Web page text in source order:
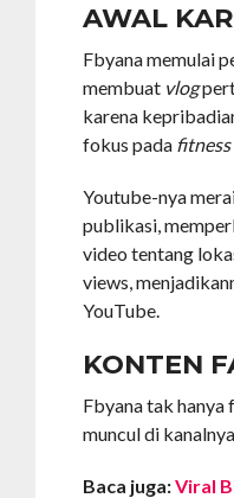
AWAL
Fbyana memulai
membuat vlog
karena
fokus pada fitness
Youtube-nya
publikasi,
video tentang
views,
YouTube.
KONTEN
Fbyana tak hanya
muncul di
Baca juga:Viral